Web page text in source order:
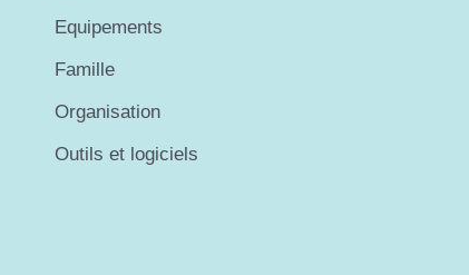
Equipements
Famille
Organisation
Outils et logiciels